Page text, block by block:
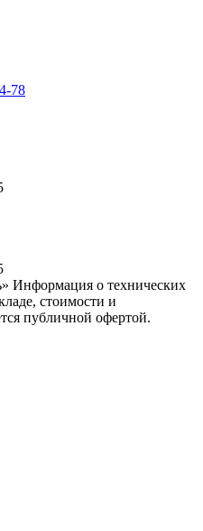
78
Информация о технических
стоимости и
публичной офертой.